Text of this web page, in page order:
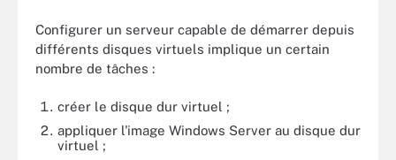
Configurer un serveur capable de démarrer depuis
différents disques virtuels implique un certain
nombre de tâches :
créer le disque dur virtuel ;
appliquer l'image Windows Server au disque dur
virtuel ;